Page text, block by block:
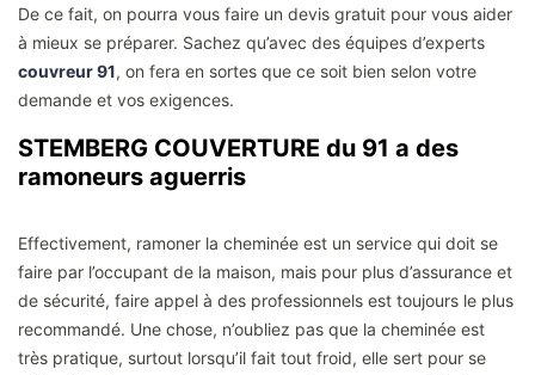
De ce fait, on pourra vous faire un devis gratuit pour vous aider
à mieux se préparer. Sachez qu’avec des équipes d’experts
couvreur 91, on fera en sortes que ce soit bien selon votre
demande et vos exigences.
STEMBERG COUVERTURE du 91 a des
ramoneurs aguerris
Effectivement, ramoner la cheminée est un service qui doit se
faire par l’occupant de la maison, mais pour plus d’assurance et
de sécurité, faire appel à des professionnels est toujours le plus
recommandé. Une chose, n’oubliez pas que la cheminée est
très pratique, surtout lorsqu’il fait tout froid, elle sert pour se